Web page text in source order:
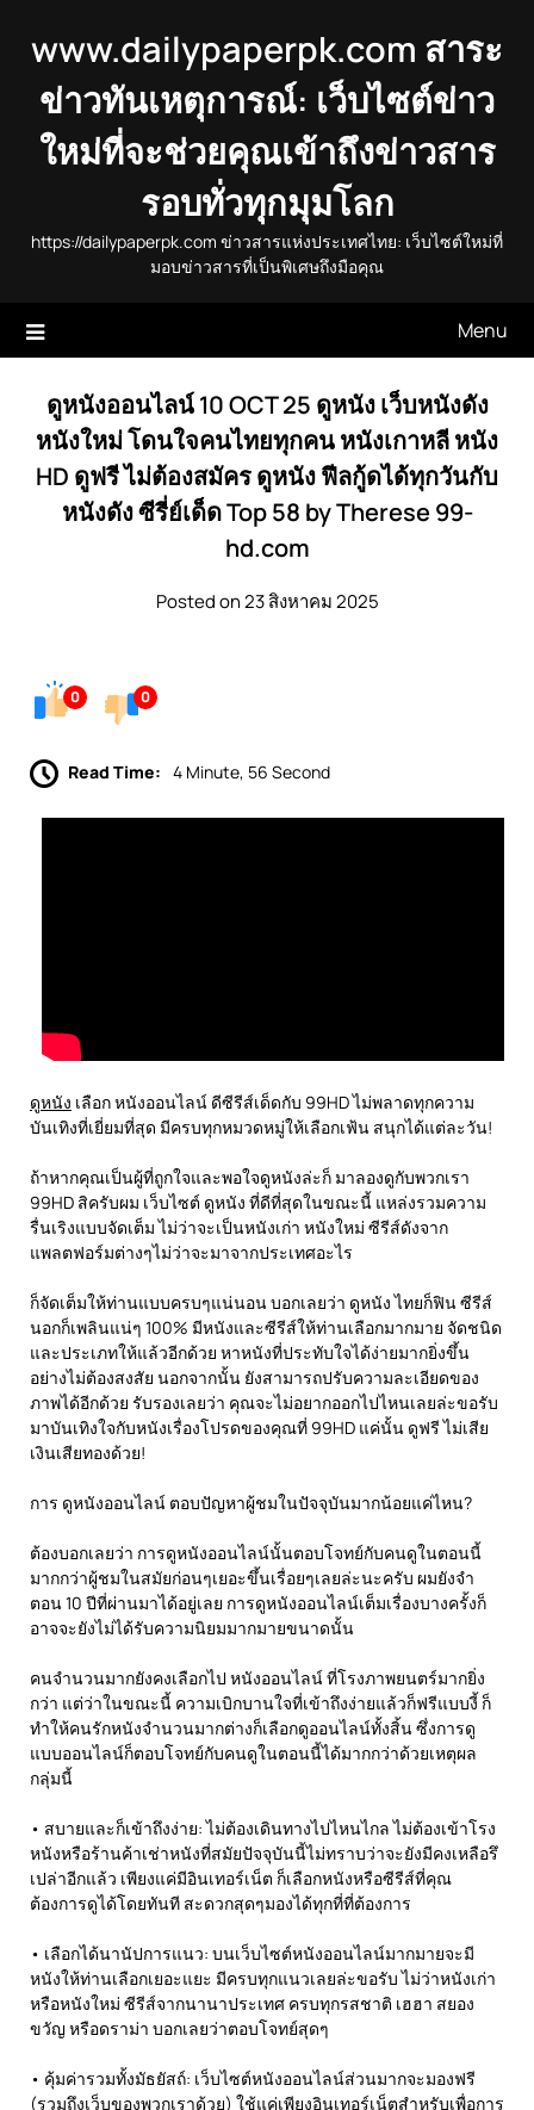
www.dailypaperpk.com สาระ
ข่าวทันเหตุการณ์: เว็บไซต์ข่าว
ใหม่ที่จะช่วยคุณเข้าถึงข่าวสาร
รอบทั่วทุกมุมโลก
https://dailypaperpk.com ข่าวสารแห่งประเทศไทย: เว็บไซต์ใหม่ที่
มอบข่าวสารที่เป็นพิเศษถึงมือคุณ
Menu
ดูหนังออนไลน์ 10 OCT 25 ดูหนัง เว็บหนังดัง
หนังใหม่ โดนใจคนไทยทุกคน หนังเกาหลี หนัง
HD ดูฟรี ไม่ต้องสมัคร ดูหนัง ฟีลกู้ดได้ทุกวันกับ
หนังดัง ซีรี่ย์เด็ด Top 58 by Therese 99-
hd.com
Posted on 23 สิงหาคม 2025
0 0
Read Time: 4 Minute, 56 Second
ดูหนัง เลือก หนังออนไลน์ ดีซีรีส์เด็ดกับ 99HD ไม่พลาดทุกความ
บันเทิงที่เยี่ยมที่สุด มีครบทุกหมวดหมู่ให้เลือกเฟ้น สนุกได้แต่ละวัน!
ถ้าหากคุณเป็นผู้ที่ถูกใจและพอใจดูหนังล่ะก็ มาลองดูกับพวกเรา
99HD สิครับผม เว็บไซต์ ดูหนัง ที่ดีที่สุดในขณะนี้ แหล่งรวมความ
รื่นเริงแบบจัดเต็ม ไม่ว่าจะเป็นหนังเก่า หนังใหม่ ซีรีส์ดังจาก
แพลตฟอร์มต่างๆไม่ว่าจะมาจากประเทศอะไร
ก็จัดเต็มให้ท่านแบบครบๆแน่นอน บอกเลยว่า ดูหนัง ไทยก็ฟิน ซีรีส์
นอกก็เพลินแน่ๆ 100% มีหนังและซีรีส์ให้ท่านเลือกมากมาย จัดชนิด
และประเภทให้แล้วอีกด้วย หาหนังที่ประทับใจได้ง่ายมากยิ่งขึ้น
อย่างไม่ต้องสงสัย นอกจากนั้น ยังสามารถปรับความละเอียดของ
ภาพได้อีกด้วย รับรองเลยว่า คุณจะไม่อยากออกไปไหนเลยล่ะขอรับ
มาบันเทิงใจกับหนังเรื่องโปรดของคุณที่ 99HD แค่นั้น ดูฟรี ไม่เสีย
เงินเสียทองด้วย!
การ ดูหนังออนไลน์ ตอบปัญหาผู้ชมในปัจจุบันมากน้อยแค่ไหน?
ต้องบอกเลยว่า การดูหนังออนไลน์นั้นตอบโจทย์กับคนดูในตอนนี้
มากกว่าผู้ชมในสมัยก่อนๆเยอะขึ้นเรื่อยๆเลยล่ะนะครับ ผมยังจำ
ตอน 10 ปีที่ผ่านมาได้อยู่เลย การดูหนังออนไลน์เต็มเรื่องบางครั้งก็
อาจจะยังไม่ได้รับความนิยมมากมายขนาดนั้น
คนจำนวนมากยังคงเลือกไป หนังออนไลน์ ที่โรงภาพยนตร์มากยิ่ง
กว่า แต่ว่าในขณะนี้ ความเบิกบานใจที่เข้าถึงง่ายแล้วก็ฟรีแบบงี้ ก็
ทำให้คนรักหนังจำนวนมากต่างก็เลือกดูออนไลน์ทั้งสิ้น ซึ่งการดู
แบบออนไลน์ก็ตอบโจทย์กับคนดูในตอนนี้ได้มากกว่าด้วยเหตุผล
กลุ่มนี้
• สบายและก็เข้าถึงง่าย: ไม่ต้องเดินทางไปไหนไกล ไม่ต้องเข้าโรง
หนังหรือร้านค้าเช่าหนังที่สมัยปัจจุบันนี้ไม่ทราบว่าจะยังมีคงเหลือรึ
เปล่าอีกแล้ว เพียงแค่มีอินเทอร์เน็ต ก็เลือกหนังหรือซีรีส์ที่คุณ
ต้องการดูได้โดยทันที สะดวกสุดๆมองได้ทุกที่ที่ต้องการ
• เลือกได้นานัปการแนว: บนเว็บไซต์หนังออนไลน์มากมายจะมี
หนังให้ท่านเลือกเยอะแยะ มีครบทุกแนวเลยล่ะขอรับ ไม่ว่าหนังเก่า
หรือหนังใหม่ ซีรีส์จากนานาประเทศ ครบทุกรสชาติ เฮฮา สยอง
ขวัญ หรือดราม่า บอกเลยว่าตอบโจทย์สุดๆ
• คุ้มค่ารวมทั้งมัธยัสถ์: เว็บไซต์หนังออนไลน์ส่วนมากจะมองฟรี
(รวมถึงเว็บของพวกเราด้วย) ใช้แค่เพียงอินเทอร์เน็ตสำหรับเพื่อการ